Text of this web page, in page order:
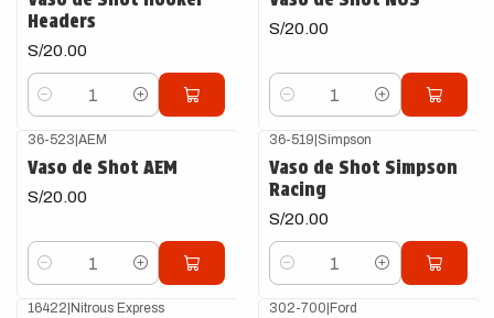
Headers
S/20.00
Cantidad
S/20.00
Cantidad
36-523|AEM
Vaso de Shot AEM
S/20.00
Cantidad
36-519|Simpson
Vaso de Shot Simpson
Racing
S/20.00
Cantidad
16422|Nitrous Express 302-700|Ford